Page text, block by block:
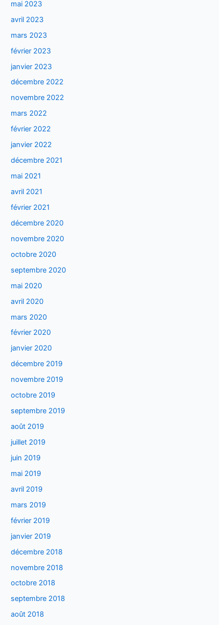
mai 2023
avril 2023
mars 2023
février 2023
janvier 2023
décembre 2022
novembre 2022
mars 2022
février 2022
janvier 2022
décembre 2021
mai 2021
avril 2021
février 2021
décembre 2020
novembre 2020
octobre 2020
septembre 2020
mai 2020
avril 2020
mars 2020
février 2020
janvier 2020
décembre 2019
novembre 2019
octobre 2019
septembre 2019
août 2019
juillet 2019
juin 2019
mai 2019
avril 2019
mars 2019
février 2019
janvier 2019
décembre 2018
novembre 2018
octobre 2018
septembre 2018
août 2018